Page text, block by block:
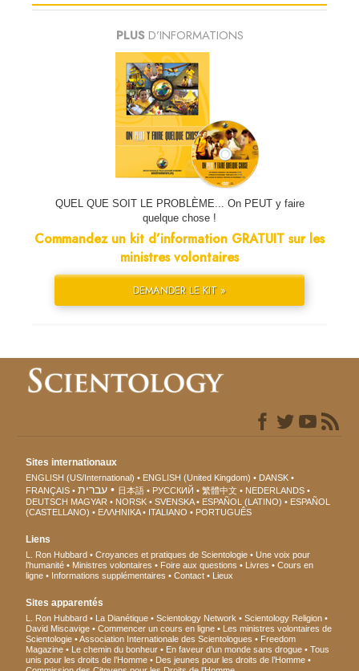
PLUS D’INFORMATIONS
QUEL QUE SOIT LE PROBLÈME... On PEUT y faire
quelque chose !
Commandez un kit d’information GRATUIT sur les
ministres volontaires
DEMANDER LE KIT »
Sites internationaux
ENGLISH (US/International) ENGLISH (United Kingdom)
DANSK
FRANÇAIS
עברית 日本語 РУССКИЙ 繁體中文
NEDERLANDS
DEUTSCH MAGYAR NORSK SVENSKA ESPAÑOL (LATINO)
ESPAÑOL
(CASTELLANO)
ΕΛΛΗΝΙΚA ITALIANO PORTUGUÊS
Liens
L. Ron Hubbard Croyances et pratiques de Scientologie
Une voix pour
l’humanité
Ministres volontaires Foire aux questions Livres
Cours en
ligne
Informations supplémentaires Contact Lieux
Sites apparentés
L. Ron Hubbard La Dianétique Scientology Network
Scientology Religion
David Miscavige
Commencer un cours en ligne
Les ministres volontaires de
Scientologie
Association Internationale des Scientologues
Freedom
Magazine
Le chemin du bonheur En faveur d’un monde sans drogue
Tous
unis pour les droits de l’Homme
Des jeunes pour les droits de l’Homme